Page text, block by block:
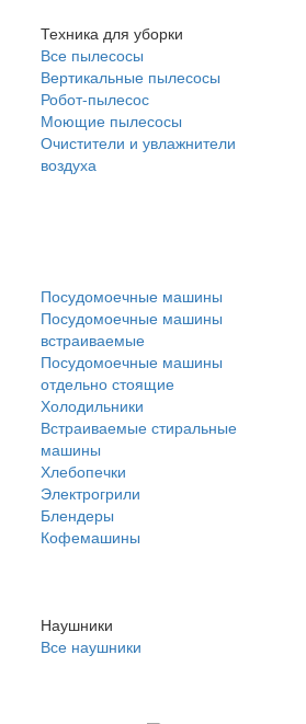
Техника для уборки
Все пылесосы
Вертикальные пылесосы
Робот-пылесос
Моющие пылесосы
Очистители и увлажнители
воздуха
Посудомоечные машины
Посудомоечные машины
встраиваемые
Посудомоечные машины
отдельно стоящие
Холодильники
Встраиваемые стиральные
машины
Хлебопечки
Электрогрили
Блендеры
Кофемашины
Наушники
Все наушники